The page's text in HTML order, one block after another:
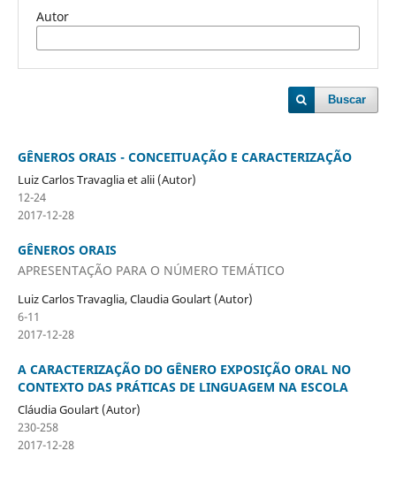
Autor
Buscar
GÊNEROS ORAIS - CONCEITUAÇÃO E CARACTERIZAÇÃO
Luiz Carlos Travaglia et alii (Autor)
12-24
2017-12-28
GÊNEROS ORAIS
APRESENTAÇÃO PARA O NÚMERO TEMÁTICO
Luiz Carlos Travaglia, Claudia Goulart (Autor)
6-11
2017-12-28
A CARACTERIZAÇÃO DO GÊNERO EXPOSIÇÃO ORAL NO
CONTEXTO DAS PRÁTICAS DE LINGUAGEM NA ESCOLA
Cláudia Goulart (Autor)
230-258
2017-12-28